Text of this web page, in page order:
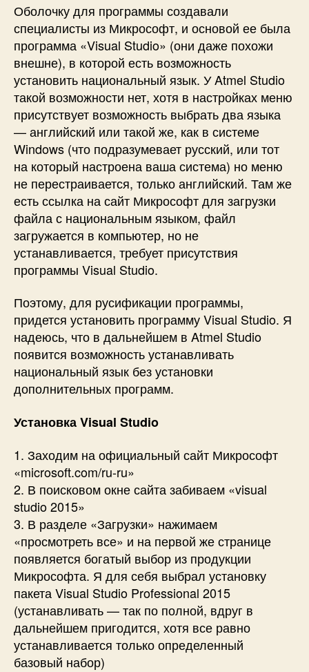
Оболочку для программы создавали
специалисты из Микрософт, и основой ее была
программа «Visual Studio» (они даже похожи
внешне), в которой есть возможность
установить национальный язык. У Atmel Studio
такой возможности нет, хотя в настройках меню
присутствует возможность выбрать два языка
— английский или такой же, как в системе
Windows (что подразумевает русский, или тот
на который настроена ваша система) но меню
не перестраивается, только английский. Там же
есть ссылка на сайт Микрософт для загрузки
файла с национальным языком, файл
загружается в компьютер, но не
устанавливается, требует присутствия
программы Visual Studio.
Поэтому, для русификации программы,
придется установить программу Visual Studio. Я
надеюсь, что в дальнейшем в Atmel Studio
появится возможность устанавливать
национальный язык без установки
дополнительных программ.
Установка Visual Studio
1. Заходим на официальный сайт Микрософт
«microsoft.com/ru-ru»
2. В поисковом окне сайта забиваем «visual
studio 2015»
3. В разделе «Загрузки» нажимаем
«просмотреть все» и на первой же странице
появляется богатый выбор из продукции
Микрософта. Я для себя выбрал установку
пакета Visual Studio Professional 2015
(устанавливать — так по полной, вдруг в
дальнейшем пригодится, хотя все равно
устанавливается только определенный
базовый набор)